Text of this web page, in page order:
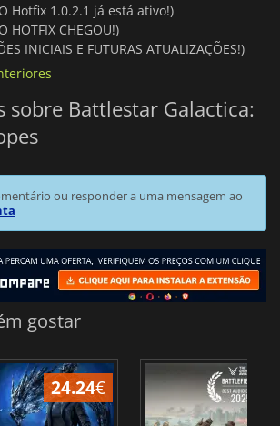
Hotfix 1.0.2.1 já está ativo!)
HOTFIX CHEGOU!)
INICIAIS E FUTURAS ATUALIZAÇÕES!)
sobre Battlestar Galactica:
ou responder a uma mensagem ao
gostar
24.24€